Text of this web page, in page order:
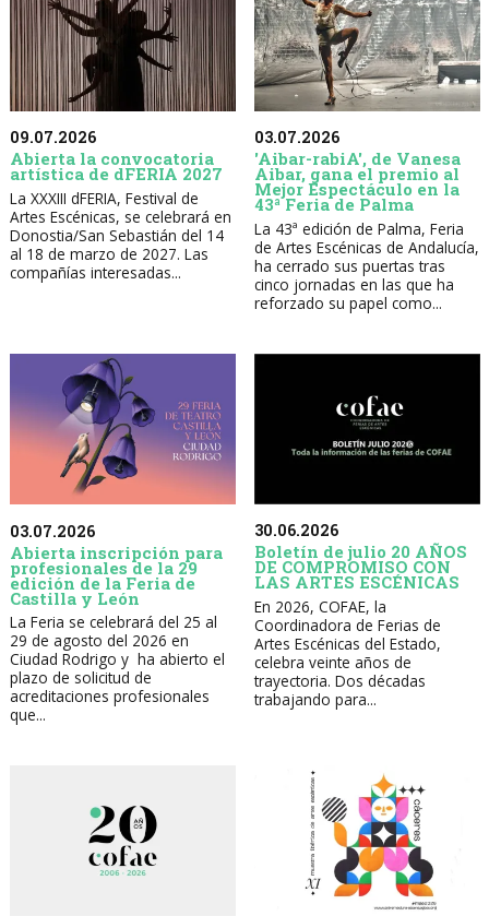
09.07.2026
Abierta la convocatoria
artística de dFERIA 2027
La XXXIII dFERIA, Festival de
Artes Escénicas, se celebrará en
Donostia/San Sebastián del 14
al 18 de marzo de 2027. Las
compañías interesadas...
03.07.2026
'Aibar-rabiA', de Vanesa
Aibar, gana el premio al
Mejor Espectáculo en la
43ª Feria de Palma
La 43ª edición de Palma, Feria
de Artes Escénicas de Andalucía,
ha cerrado sus puertas tras
cinco jornadas en las que ha
reforzado su papel como...
03.07.2026
Abierta inscripción para
profesionales de la 29
edición de la Feria de
Castilla y León
La Feria se celebrará del 25 al
29 de agosto del 2026 en
Ciudad Rodrigo y ha abierto el
plazo de solicitud de
acreditaciones profesionales
que...
30.06.2026
Boletín de julio 20 AÑOS
DE COMPROMISO CON
LAS ARTES ESCÉNICAS
En 2026, COFAE, la
Coordinadora de Ferias de
Artes Escénicas del Estado,
celebra veinte años de
trayectoria. Dos décadas
trabajando para...